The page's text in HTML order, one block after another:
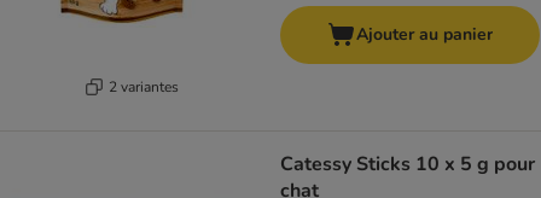
2 variantes
Ajouter au panier
Catessy Sticks 10 x 5 g pour
chat